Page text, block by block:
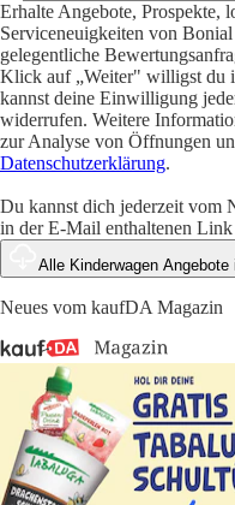
Erhalte Angebote, Prospekte,
Serviceneuigkeiten von
gelegentliche
Klick auf „Weiter" willigst du
kannst deine Einwilligung
widerrufen. Weitere
zur Analyse von Öffnungen
Datenschutzerklärung.
Du kannst dich jederzeit vom
in der E-Mail enthaltenen
Alle Kinderwagen Angebote
Neues vom kaufDA Magazin